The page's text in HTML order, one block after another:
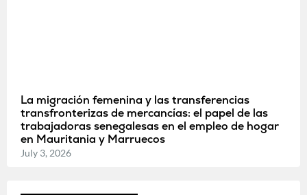
La migración femenina y las transferencias
transfronterizas de mercancías: el papel de las
trabajadoras senegalesas en el empleo de hogar
en Mauritania y Marruecos
July 3, 2026